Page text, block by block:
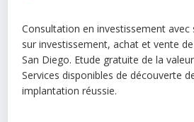
Consultation en investissement
sur investissement, achat et vente
San Diego. Etude gratuite de la
Services disponibles de découverte
implantation réussie.